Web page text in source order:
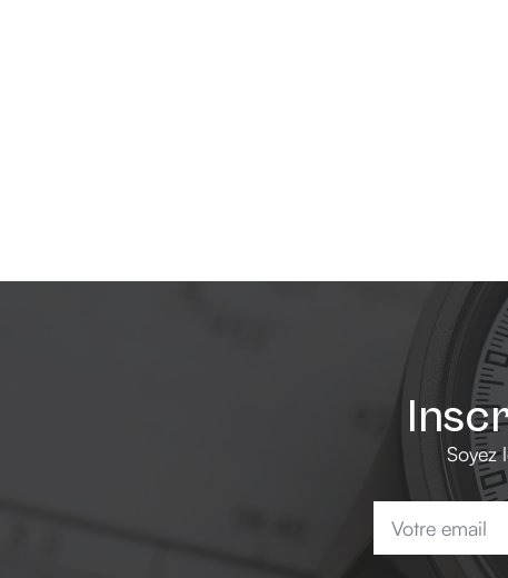
Soyez
Email